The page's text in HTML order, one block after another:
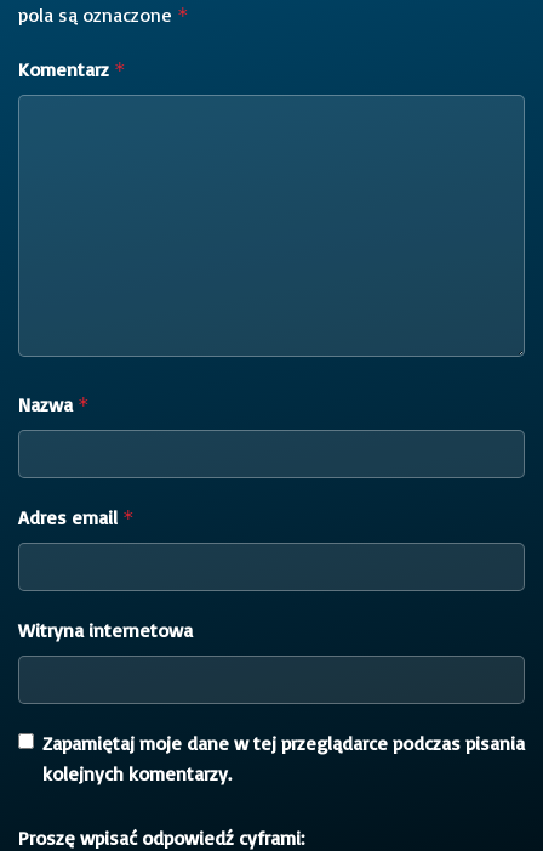
pola są oznaczone *
Komentarz *
Nazwa *
Adres email *
Witryna internetowa
Zapamiętaj moje dane w tej przeglądarce podczas pisania
kolejnych komentarzy.
Proszę wpisać odpowiedź cyframi: